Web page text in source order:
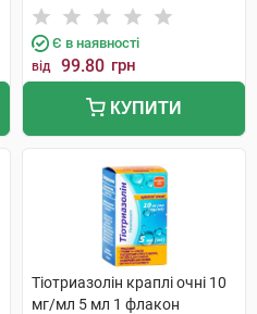
Тідж
Є в наявності
від 99.80 грн
КУПИТИ
Тіотриазолін краплі очні 10
мг/мл 5 мл 1 флакон